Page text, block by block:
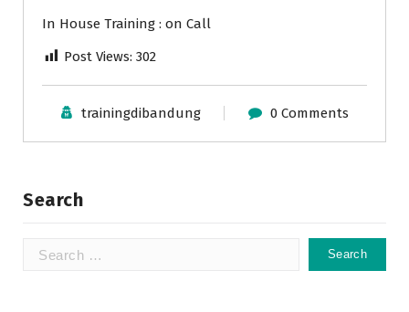
In House Training : on Call
Post Views: 302
trainingdibandung 0 Comments
Search
Search